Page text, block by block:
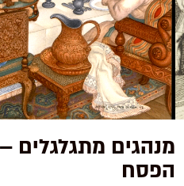
מנהגים מתגלגלים –
הפסח